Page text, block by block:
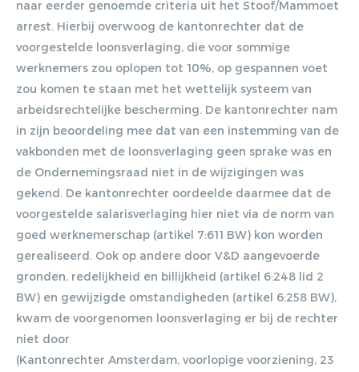
naar eerder genoemde criteria uit het Stoof/Mammoet
arrest. Hierbij overwoog de kantonrechter dat de
voorgestelde loonsverlaging, die voor sommige
werknemers zou oplopen tot 10%, op gespannen voet
zou komen te staan met het wettelijk systeem van
arbeidsrechtelijke bescherming. De kantonrechter nam
in zijn beoordeling mee dat van een instemming van de
vakbonden met de loonsverlaging geen sprake was en
de Ondernemingsraad niet in de wijzigingen was
gekend. De kantonrechter oordeelde daarmee dat de
voorgestelde salarisverlaging hier niet via de norm van
goed werknemerschap (artikel 7:611 BW) kon worden
gerealiseerd. Ook op andere door V&D aangevoerde
gronden, redelijkheid en billijkheid (artikel 6:248 lid 2
BW) en gewijzigde omstandigheden (artikel 6:258 BW),
kwam de voorgenomen loonsverlaging er bij de rechter
niet door
(Kantonrechter Amsterdam, voorlopige voorziening, 23